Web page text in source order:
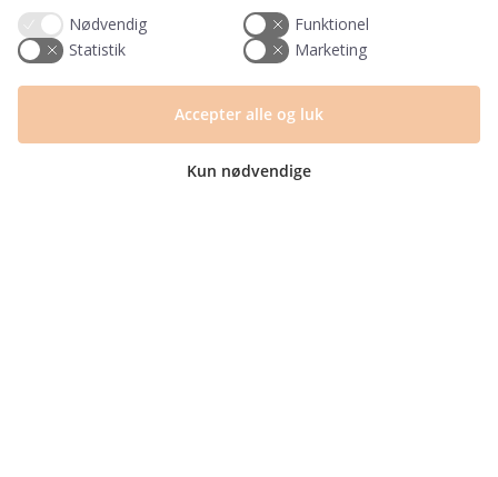
Kategorier
Nødvendig
Funktionel
Statistik
Marketing
Kun nødvendige
Accepter alle og luk